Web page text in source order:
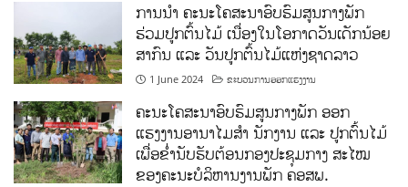
ການນໍາ ຄະນະໂຄສະນາອົບຮົມສູນກາງພັກ
ຮ່ວມປູກຕົ້ນໄມ້ ເນື່ອງໃນໂອກາດວັນເດັກນ້ອຍ
ສາກົນ ແລະ ວັນປູກຕົ້ນໄມ້ແຫ່ງຊາດລາວ
1 June 2024 ຂະບວນການອອກແຮງງານ
ຄະນະໂຄສະນາອົບຮົມສູນກາງພັກ ອອກ
ແຮງງານອານາໄມສໍາ ນັກງານ ແລະ ປູກຕົ້ນໄມ້
ເພື່ອຂໍ່ານັບຮັບຕ້ອນກອງປະຊຸມກາງ ສະໄໝ
ຂອງຄະນະບໍລິຫານງານພັກ ຄອສພ.